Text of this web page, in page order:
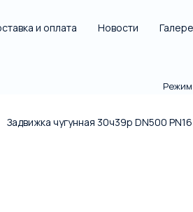
и оплата Новости
Режим
Задвижка чугунная 30ч39р DN500